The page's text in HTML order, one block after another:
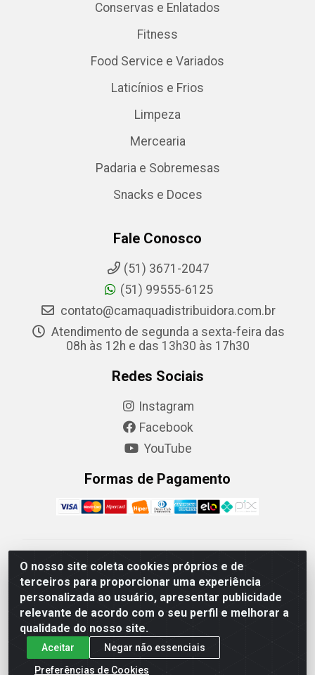
O nosso site coleta cookies próprios e de
terceiros para proporcionar uma experiência
personalizada ao usuário, apresentar publicidade
relevante de acordo com o seu perfil e melhorar a
qualidade do nosso site.
Aceitar
Negar não essenciais
Preferências de Cookies
Conservas e Enlatados
Fitness
Food Service e Variados
Laticínios e Frios
Limpeza
Mercearia
Padaria e Sobremesas
Snacks e Doces
Fale Conosco
(51) 3671-2047
(51) 99555-6125
contato@camaquadistribuidora.com.br
Atendimento de segunda a sexta-feira das
08h às 12h e das 13h30 às 17h30
Redes Sociais
Instagram
Facebook
YouTube
Formas de Pagamento
Camaquã Distribuidora Ltda - Avenida Conego Luiz W
Hanquet, 1001 - Parque Residencial do Arroio Duro,
Camaquã/RS - CEP 96.789-102 - CNPJ
07.061.124/0001-26